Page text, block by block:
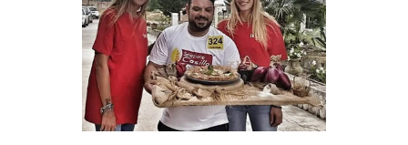
LACPLAY.IT
LACONAIR.IT